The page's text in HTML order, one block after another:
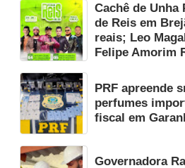
Cachê de Unha
de Reis em
reais; Leo
Felipe Amorim
PRF apreende
perfumes
fiscal em
Governadora